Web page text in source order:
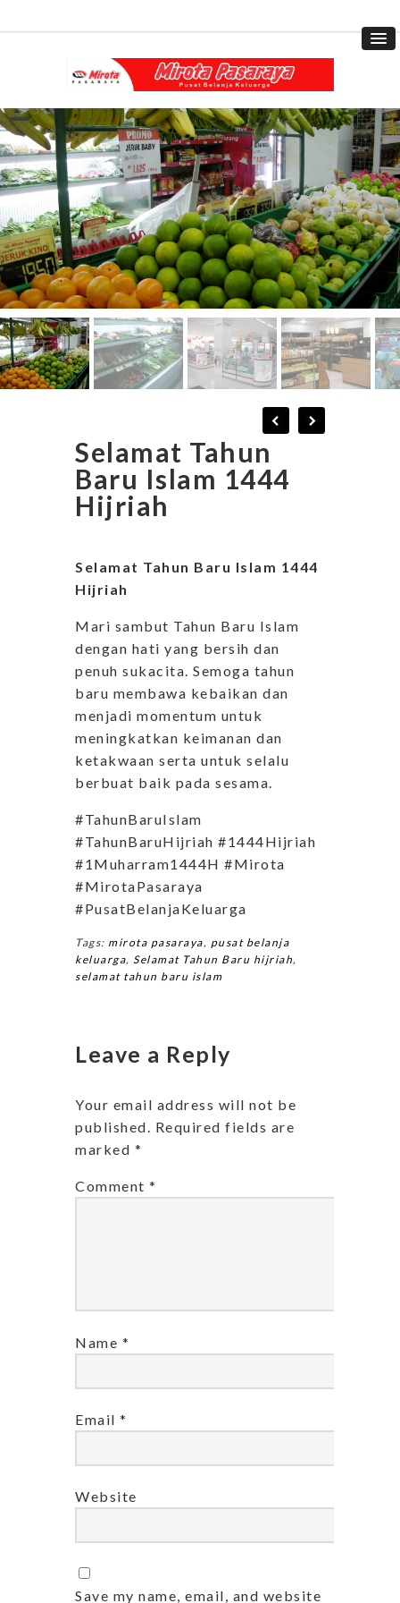
Selamat Tahun
Baru Islam 1444
Hijriah
Selamat Tahun Baru Islam 1444
Hijriah
Mari sambut Tahun Baru Islam
dengan hati yang bersih dan
penuh sukacita. Semoga tahun
baru membawa kebaikan dan
menjadi momentum untuk
meningkatkan keimanan dan
ketakwaan serta untuk selalu
berbuat baik pada sesama.
#TahunBaruIslam
#TahunBaruHijriah #1444Hijriah
#1Muharram1444H #Mirota
#MirotaPasaraya
#PusatBelanjaKeluarga
Tags: mirota pasaraya, pusat belanja
keluarga, Selamat Tahun Baru hijriah,
selamat tahun baru islam
Leave a Reply
Your email address will not be
published. Required fields are
marked *
Comment *
Name *
Email *
Website
Save my name, email, and website